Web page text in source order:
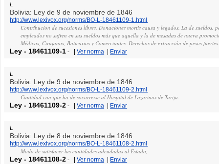
L
Bolivia: Ley de 9 de noviembre de 1846
http://www.lexivox.org/norms/BO-L-18461109-1.html
Contribucion de sucesiones libres. Donaciones mortis causa y legados. La de sueldos,
empleados no sufren en sus sueldos más que aquella y la de mesadas de nueva
Médicos, Cirujanos, Boticarios y Comerciantes. Derechos de extracción de pesos
Ley - 18461109-1 - |Ver norma | Enviar
L
Bolivia: Ley de 9 de noviembre de 1846
http://www.lexivox.org/norms/BO-L-18461109-2.html
Cantidad con que ha de socorrerse al Hospital de Lazarinos de Tarija.
Ley - 18461109-2 - |Ver norma | Enviar
L
Bolivia: Ley de 8 de noviembre de 1846
http://www.lexivox.org/norms/BO-L-18461108-2.html
Modo de satisfacer las cantidades adeudadas al Estado,
Ley - 18461108-2 - |Ver norma | Enviar